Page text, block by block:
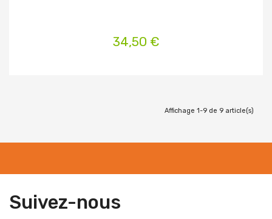
34,50 €
Affichage 1-9 de 9 article(s)
Suivez-nous